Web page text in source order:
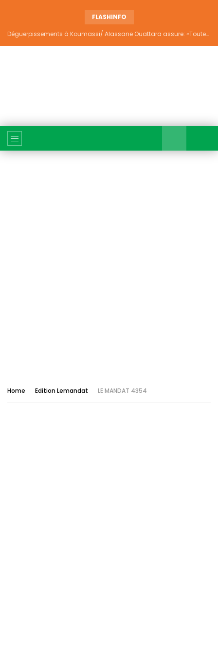
FLASHINFO
Déguerpissements à Koumassi/ Alassane Ouattara assure: «Toutes les responsabilités seront établies et elles donneront lieu aux sanctions prévues par la loi»
Home Edition Lemandat LE MANDAT 4354